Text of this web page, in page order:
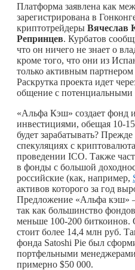
Платформа заявлена как
зарегистрирована в
криптотрейдеры Вячеслав
Репринцев. Курбатов
что он ничего не знает о
кроме того, что они из
только активным
Раскрутка проекта идет
общение с потенциальными
«Альфа Кэш» создает фонд
инвестициями, обещая 10-
будет зарабатывать?
спекуляциях с
проведении ICO. Также
в фонды с большой
российские (как, например,
активов которого за год
Предложение «Альфа кэш»
так как большинство
меньше 100-200 биткоинов.
стоит более 14,4 млн руб.
фонда Satoshi Pie был
портфельными
примерно $50 000.